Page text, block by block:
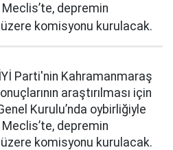
depremin
üzere komisyonu kurulacak.
İYİ Parti'nin Kahramanmaraş
araştırılması için
Kurulu’nda oybirliğiyle
depremin
üzere komisyonu kurulacak.